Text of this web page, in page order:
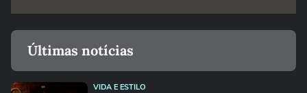
Últimas notícias
VIDA E ESTILO